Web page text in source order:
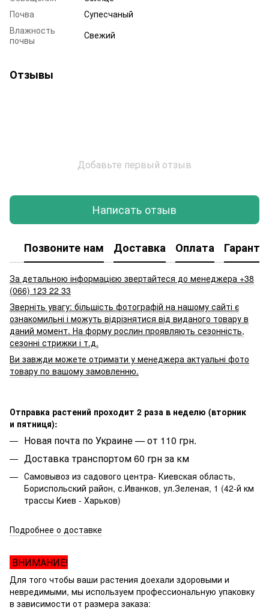
Почва
Супесчаный
Влажность
почвы
Свежий
Отзывы
Добавьте первый отзыв
Написать отзыв
Позвоните нам Доставка Оплата
За детальною інформацією звертайтеся до менеджера +38
(066) 123 22 33
Зверніть увагу: більшість фотографій на нашому сайті є
ознакомильні і можуть відрізнятися від виданого товару в
даний момент. На форму рослин проявляють сезонність,
сезонні стрижки і т.д.
Ви завжди можете отримати у менеджера актуальні фото
товару по вашому замовленню.
Отправка растений проходит 2 раза в неделю (вторник
и пятниця):
Новая почта по Украине — от 110 грн.
Доставка транспортом 60 грн за км
Самовывоз из садового центра- Киевская область,
Бориспольский район, с.Иванков, ул.Зеленая, 1 (42-й км
трассы Киев - Харьков)
Подробнее о доставке
ВНИМАНИЕ!
Для того чтобы ваши растения доехали здоровыми и
невредимыми, мы используем профессиональную упаковку
в зависимости от размера заказа: